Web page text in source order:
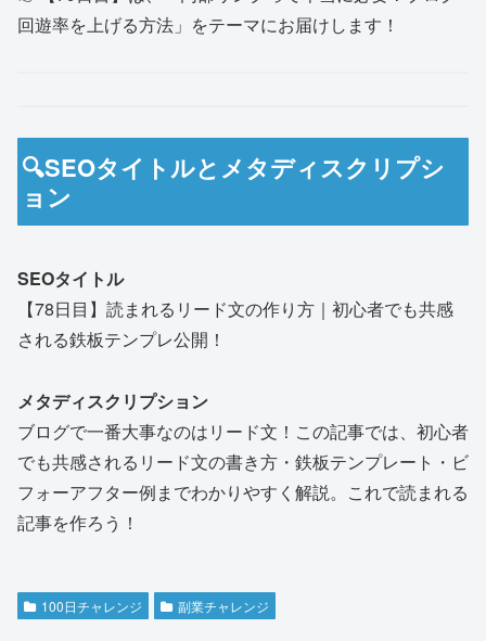
回遊率を上げる方法」をテーマにお届けします！
🔍SEOタイトルとメタディスクリプシ
ョン
SEOタイトル
【78日目】読まれるリード文の作り方｜初心者でも共感
される鉄板テンプレ公開！
メタディスクリプション
ブログで一番大事なのはリード文！この記事では、初心者
でも共感されるリード文の書き方・鉄板テンプレート・ビ
フォーアフター例までわかりやすく解説。これで読まれる
記事を作ろう！
100日チャレンジ 副業チャレンジ